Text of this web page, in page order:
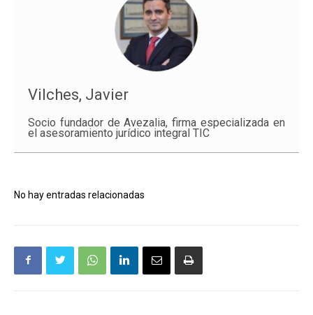
Vilches, Javier
Socio fundador de Avezalia, firma especializada en
el asesoramiento jurídico integral TIC
No hay entradas relacionadas